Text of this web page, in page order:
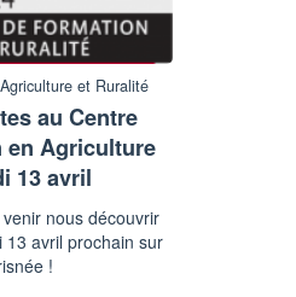
et Ruralité
au Centre
en Agriculture
13 avril
nous découvrir
13 avril prochain sur
!